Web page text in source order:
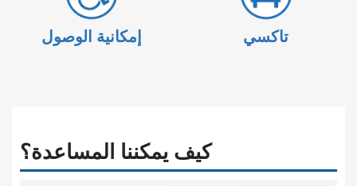
تاكسي إمكانية الوصول
كيف يمكننا المساعدة؟